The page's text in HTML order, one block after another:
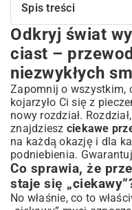
Spis treści
Odkryj świat
przewodnik po
Co sprawia, że przepis
„ciekawy”?
Tradycja spotyka
rewolucja w pieczeniu
Klasyka w nowej
przepisy z twistem
Sernik, jakiego nie
dodatki i techniki
Szarlotka – od
egzotycznej fuzji
Biszkoptowe fantazje –
Odkryj świat
ciast –
niezwykłych
Zapomnij o wszystkim,
kojarzyło Ci się z
nowy rozdział.
znajdziesz ciekawe
na każdą okazję i dla
podniebienia.
Co sprawia, że
staje się
No właśnie, co to